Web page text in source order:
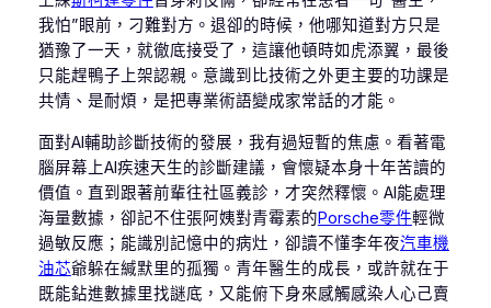
我怕”眼前，刁難對方。退卻的時候，他哪知道對方只是
猶豫了一天，就徹底接受了，這讓他頓時如虎添翼，最後
只能趕鴨子上架認親。意識到比技術之外更主要的功課是
共情、是耐煩，是把專業術語變成家常話的才能。
面對AI輔助診斷技術的發展，我有過短暫的焦慮。看著電
腦屏幕上AI疾速天生的診斷建議，會懷疑本身十年苦讀的
價值。直到跟著前輩往社區義診，才突然釋懷。AI能處理
海量數據，卻記不住張阿姨對青霉素的Porsche零件輕微
過敏反應；能識別記憶中的病灶，卻讀不懂李年夜汽車機
油芯爺躲在緘默里的孤獨。青年醫生的成長，或許就在于
既能鉆進數據里找謎底，又能俯下身來感觸感染人心己賣